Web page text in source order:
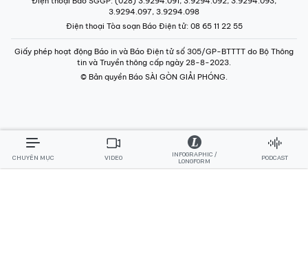
3.9294.097, 3.9294.098
Điện thoại Tòa soạn Báo Điện tử: 08 65 11 22 55
Giấy phép hoạt động Báo in và Báo Điện tử số 305/GP-BTTTT do Bộ Thông
tin và Truyền thông cấp ngày 28-8-2023.
© Bản quyền Báo SÀI GÒN GIẢI PHÓNG.
CHUYÊN MỤC VIDEO
INFOGRAPHIC /
LONGFORM
PODCAST